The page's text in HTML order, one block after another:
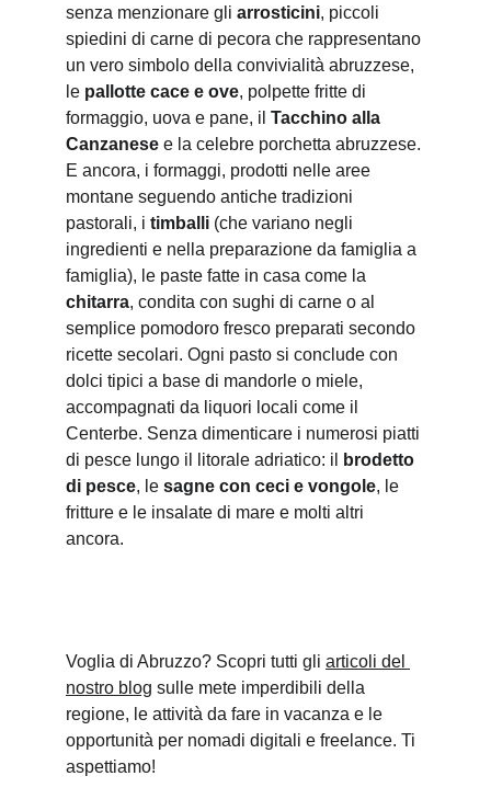
senza menzionare gli arrosticini, piccoli
spiedini di carne di pecora che rappresentano
un vero simbolo della convivialità abruzzese,
le pallotte cace e ove, polpette fritte di
formaggio, uova e pane, il Tacchino alla
Canzanese e la celebre porchetta abruzzese.
E ancora, i formaggi, prodotti nelle aree
montane seguendo antiche tradizioni
pastorali, i timballi (che variano negli
ingredienti e nella preparazione da famiglia a
famiglia), le paste fatte in casa come la
chitarra, condita con sughi di carne o al
semplice pomodoro fresco preparati secondo
ricette secolari. Ogni pasto si conclude con
dolci tipici a base di mandorle o miele,
accompagnati da liquori locali come il
Centerbe. Senza dimenticare i numerosi piatti
di pesce lungo il litorale adriatico: il
brodetto
di pesce, le sagne con ceci e vongole, le
fritture e le insalate di mare e molti altri
ancora.
Voglia di Abruzzo? Scopri tutti gli articoli del
nostro blog sulle mete imperdibili della
regione, le attività da fare in vacanza e le
opportunità per nomadi digitali e freelance. Ti
aspettiamo!